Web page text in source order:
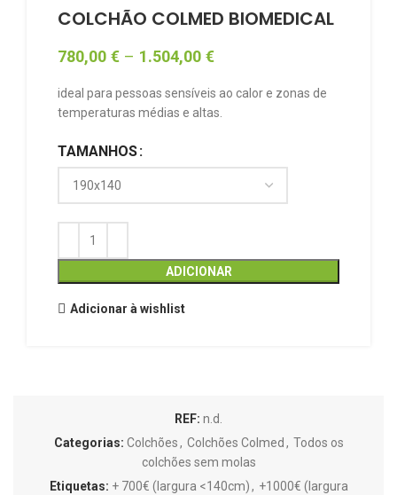
COLCHÃO COLMED BIOMEDICAL
780,00 € – 1.504,00 €
ideal para pessoas sensíveis ao calor e zonas de
temperaturas médias e altas.
TAMANHOS
ADICIONAR
Adicionar à wishlist
REF: n.d.
Categorias: Colchões, Colchões Colmed , Todos os
colchões sem molas
Etiquetas: + 700€ (largura <140cm), +1000€ (largura